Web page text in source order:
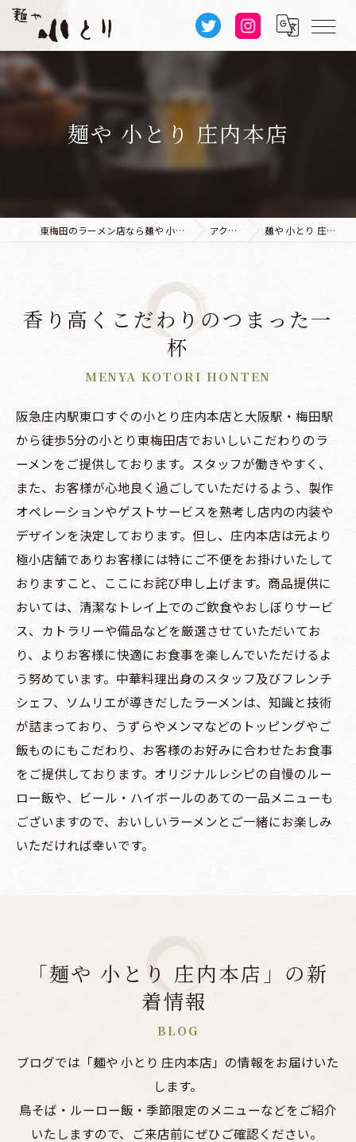
麺や 小とり 庄内本店
東梅田のラーメン店なら麺や 小とり 本店 アクセス 麺や 小とり 庄内本店
香り高くこだわりのつまった一
杯
MENYA KOTORI HONTEN
阪急庄内駅東口すぐの小とり庄内本店と大阪駅・梅田駅
から徒歩5分の小とり東梅田店でおいしいこだわりのラ
ーメンをご提供しております。スタッフが働きやすく、
また、お客様が心地良く過ごしていただけるよう、製作
オペレーションやゲストサービスを熟考し店内の内装や
デザインを決定しております。但し、庄内本店は元より
極小店舗でありお客様には特にご不便をお掛けいたして
おりますこと、ここにお詫び申し上げます。商品提供に
おいては、清潔なトレイ上でのご飲食やおしぼりサービ
ス、カトラリーや備品などを厳選させていただいてお
り、よりお客様に快適にお食事を楽しんでいただけるよ
う努めています。中華料理出身のスタッフ及びフレンチ
シェフ、ソムリエが導きだしたラーメンは、知識と技術
が詰まっており、うずらやメンマなどのトッピングやご
飯ものにもこだわり、お客様のお好みに合わせたお食事
をご提供しております。オリジナルレシピの自慢のルー
ロー飯や、ビール・ハイボールのあての一品メニューも
ございますので、おいしいラーメンとご一緒にお楽しみ
いただければ幸いです。
BLOG
「麺や 小とり 庄内本店」の新
着情報
ブログでは「麺や 小とり 庄内本店」の情報をお届けいた
します。
鳥そば・ルーロー飯・季節限定のメニューなどをご紹介
いたしますので、ご来店前にぜひご確認ください。